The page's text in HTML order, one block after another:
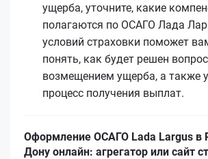
ущерба, уточните, какие
полагаются по ОСАГО Лада
условий страховки поможет
понять, как будет решен
возмещением ущерба, а также
процесс получения выплат.
Оформление ОСАГО Lada Largus в
Дону онлайн: агрегатор или сайт